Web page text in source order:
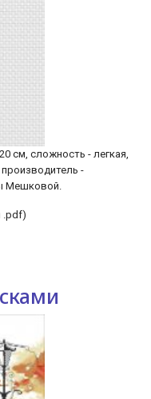
см, сложность - легкая,
производитель -
Мешковой.
.pdf)